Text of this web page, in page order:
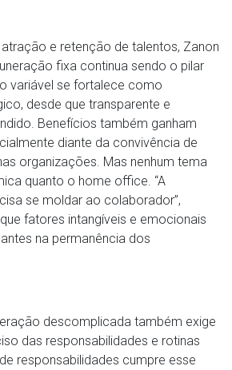
e retenção de talentos, Zanon
fixa continua sendo o pilar
variável se fortalece como
desde que transparente e
Benefícios também ganham
diante da convivência de
organizações. Mas nenhum tema
quanto o home office. “A
se moldar ao colaborador”,
fatores intangíveis e emocionais
na permanência dos
descomplicada também exige
das responsabilidades e rotinas
responsabilidades cumpre esse